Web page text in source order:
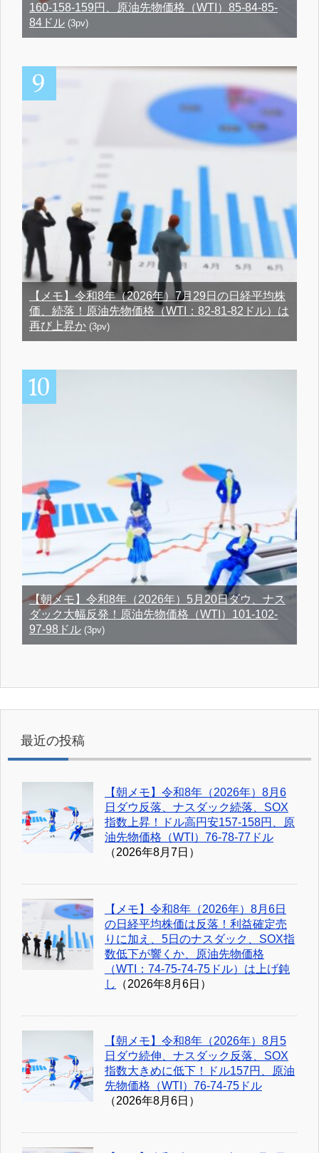
160-158-159円、原油先物価格（WTI）85-84-85-
84ドル (3pv)
【メモ】令和8年（2026年）7月29日の日経平均株
価、続落！原油先物価格（WTI：82-81-82ドル）は
再び上昇か (3pv)
【朝メモ】令和8年（2026年）5月20日ダウ、ナス
ダック大幅反発！原油先物価格（WTI）101-102-
97-98ドル (3pv)
最近の投稿
【朝メモ】令和8年（2026年）8月6
日ダウ反落、ナスダック続落、SOX
指数上昇！ドル高円安157-158円、原
油先物価格（WTI）76-78-77ドル
（2026年8月7日）
【メモ】令和8年（2026年）8月6日
の日経平均株価は反落！利益確定売
りに加え、5日のナスダック、SOX指
数低下が響くか、原油先物価格
（WTI：74-75-74-75ドル）は上げ鈍
し
（2026年8月6日）
【朝メモ】令和8年（2026年）8月5
日ダウ続伸、ナスダック反落、SOX
指数大きめに低下！ドル157円、原油
先物価格（WTI）76-74-75ドル
（2026年8月6日）